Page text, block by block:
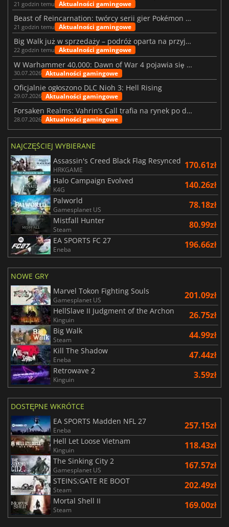
21 godzin temu Aktualności gamingowe
Beast of Reincarnation: twórcy serii gier Pokémon wkraczają na nową ścieżkę
21 godzin temu Aktualności gamingowe
Big Walk już w sprzedaży – podróż oparta na przyjaźni
22 godzin temu Aktualności gamingowe
W Warhammer 40,000: Dawn of War 4 pojawia się frakcja Nekronów
30.07.2026 Aktualności gamingowe
Oficjalnie ogłoszono DLC Nioh 3: Hell Rising
29.07.2026 Aktualności gamingowe
Forsaken Realms: Vahrin’s Call trafia na rynek po dziesięciu latach prac
28.07.2026 Aktualności gamingowe
NAJCZĘŚCIEJ WYBIERANE
Assassin's Creed Black Flag Resynced
HRKGAME 170.61zł
Halo Campaign Evolved
K4G 140.26zł
Palworld
Gamesplanet US 78.18zł
Mistfall Hunter
Steam 80.99zł
EA SPORTS FC 27
Eneba 196.66zł
NOWE GRY
Marvel Tokon Fighting Souls
Gamesplanet US 201.09zł
HellSlave II Judgment of the Archon
Kinguin 26.75zł
Big Walk
Steam 44.99zł
Kill The Shadow
Eneba 47.44zł
Retrowave 2
Kinguin 3.59zł
DOSTĘPNE WKRÓTCE
EA SPORTS Madden NFL 27
Eneba 257.15zł
Hell Let Loose Vietnam
Kinguin 118.43zł
The Sinking City 2
Gamesplanet US 167.57zł
STEINS;GATE RE BOOT
Steam 202.49zł
Mortal Shell II
Steam 169.00zł